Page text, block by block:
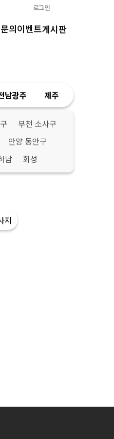
로그인
의이벤트게시판
남광주 제주
부천 소사구
안양 동안구
남 화성
지